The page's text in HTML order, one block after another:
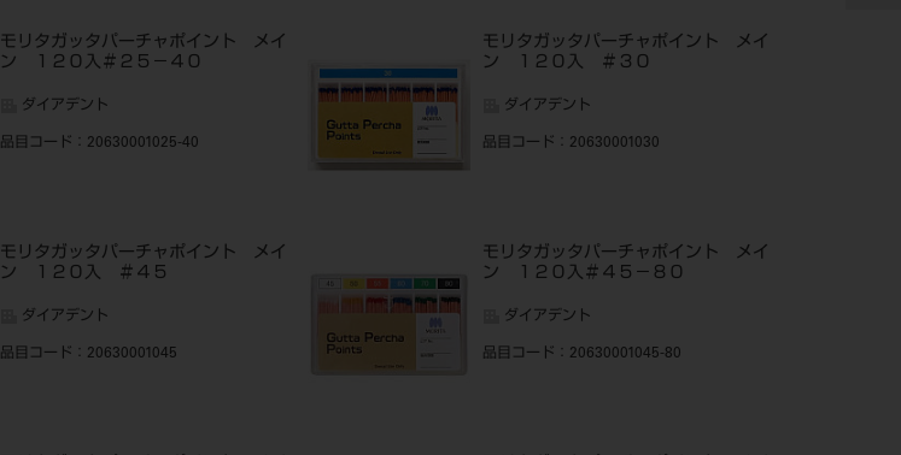
モリタガッタパーチャポイント メイ
ン １２０入＃２５－４０
ダイアデント
品目コード ：20630001025-40
モリタガッタパーチャポイント メイ
ン １２０入 ＃３０
ダイアデント
品目コード ：20630001030
モリタガッタパーチャポイント メイ
ン １２０入 ＃４５
ダイアデント
品目コード ：20630001045
モリタガッタパーチャポイント メイ
ン １２０入＃４５－８０
ダイアデント
品目コード ：20630001045-80